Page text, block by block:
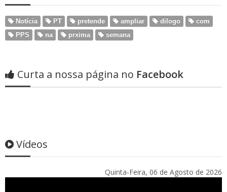
Notícia PT pretende ampliar dilogo
com
PPS
na prxima semana
Curta a nossa página no Facebook
Vídeos
Quinta-Feira, 06 de Agosto de 2026